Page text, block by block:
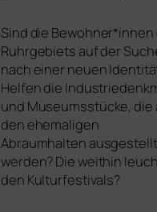
Sind die Bewohner*innen
Ruhrgebiets auf der
nach einer neu­en
Helfen die
und Museumsstücke, die
den ehe­ma­li­gen
Abraumhalten aus­ge­stellt
wer­den? Die weit­hin
den Kulturfestivals?